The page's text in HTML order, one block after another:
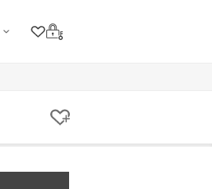
クリップリスト
ログイン
クリップする